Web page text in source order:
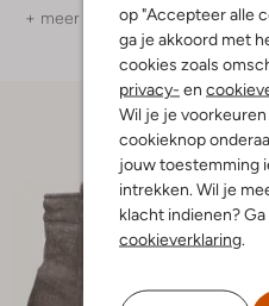
op "Accepteer alle
ga je akkoord met
cookies zoals
privacy- en
Wil je je
cookieknop
jouw toestemming
intrekken. Wil je
klacht indienen?
cookieverklaring.
+ meer kleuren